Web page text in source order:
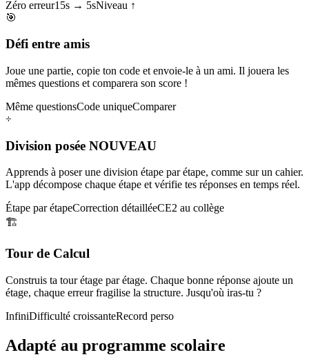
Zéro erreur15s → 5sNiveau ↑
🎯
Défi entre amis
Joue une partie, copie ton code et envoie-le à un ami. Il jouera les
mêmes questions et comparera son score !
Même questionsCode uniqueComparer
÷
Division posée NOUVEAU
Apprends à poser une division étape par étape, comme sur un cahier.
L'app décompose chaque étape et vérifie tes réponses en temps réel.
Étape par étapeCorrection détailléeCE2 au collège
🏗️
Tour de Calcul
Construis ta tour étage par étage. Chaque bonne réponse ajoute un
étage, chaque erreur fragilise la structure. Jusqu'où iras-tu ?
InfiniDifficulté croissanteRecord perso
Adapté au programme scolaire